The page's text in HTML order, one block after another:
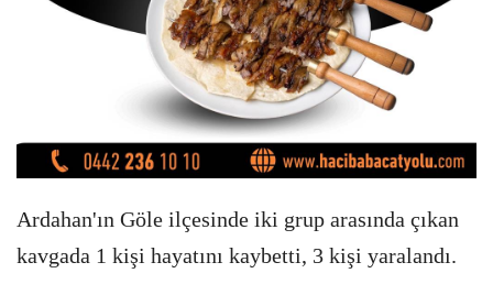
Ardahan'ın Göle ilçesinde iki grup arasında çıkan
kavgada 1 kişi hayatını kaybetti, 3 kişi yaralandı.